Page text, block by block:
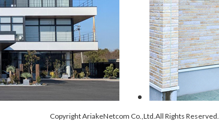
Copyright AriakeNetcom Co.,Ltd.All Rights Reserved.